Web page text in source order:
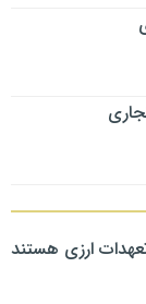
ارزی هستند